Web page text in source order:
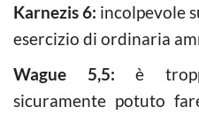
Karnezis 6: incolpevole
esercizio di ordinaria
Wague 5,5: è
sicuramente potuto